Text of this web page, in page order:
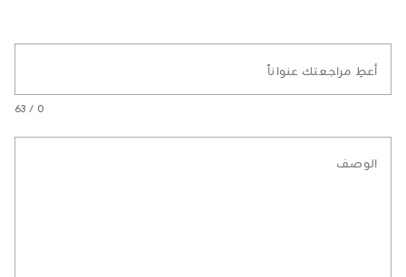
أعطِ مراجعتك عنواناً
0 / 63
الوصف